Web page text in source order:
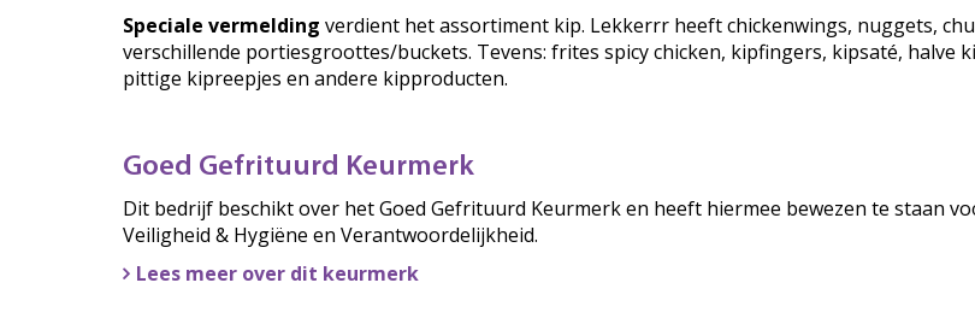
Speciale vermelding verdient het assortiment kip. Lekkerrr heeft chickenwings, nuggets,
verschillende portiesgroottes/buckets. Tevens: frites spicy chicken, kipfingers, kipsaté, halve
pittige kipreepjes en andere kipproducten.
Goed Gefrituurd Keurmerk
Dit bedrijf beschikt over het Goed Gefrituurd Keurmerk en heeft hiermee bewezen te staan
Veiligheid & Hygiëne en Verantwoordelijkheid.
Lees meer over dit keurmerk